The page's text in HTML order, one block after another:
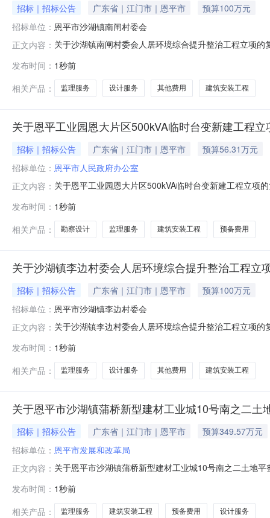
招标｜招标公告 广东省｜江门市｜恩平市
预算100万元
招标单位： 恩平市沙湖镇南闸村委会
正文内容： 关于沙湖镇南闸村委会人居环境综合提升整治工程立项
19号）的精神，经研究，现就有关问题函复如下：一、
镇南闸村委会人居环境综合提升整
发布时间： 1秒前
相关产品：
监理服务 设计服务 其他费用 建筑安装工程
关于恩平工业园恩大片区500kVA临时台变新建工程立
招标｜招标公告 广东省｜江门市｜恩平市
预算56.31万元
招标单位： 恩平市人民政府办公室
正文内容： 关于恩平工业园恩大片区500kVA临时台变新建工程立项
工程的复函》（恩府办函〔2026〕396号）的精神，经
设，满足园区
发布时间： 1秒前
相关产品：
勘察设计 监理服务 建筑安装工程 预备费用
关于沙湖镇李边村委会人居环境综合提升整治工程立
招标｜招标公告 广东省｜江门市｜恩平市
预算100万元
招标单位： 恩平市沙湖镇李边村委会
正文内容： 关于沙湖镇李边村委会人居环境综合提升整治工程立项
19号）的精神，经研究，现就有关问题函复如下：一、
镇李边村委会人居环境综合提升整
发布时间： 1秒前
相关产品：
监理服务 设计服务 其他费用 建筑安装工程
关于恩平市沙湖镇蒲桥新型建材工业城10号南之二土
招标｜招标公告 广东省｜江门市｜恩平市
预算349.57万元
招标单位： 恩平市发展和改革局
正文内容： 关于恩平市沙湖镇蒲桥新型建材工业城10号南之二土地
蒲桥新型建材工业城10号南之二土地平整工程建设为盘
业城10号南之二土地平整工程（项
发布时间： 1秒前
相关产品：
监理服务 建筑安装工程 预备费用 设计服务